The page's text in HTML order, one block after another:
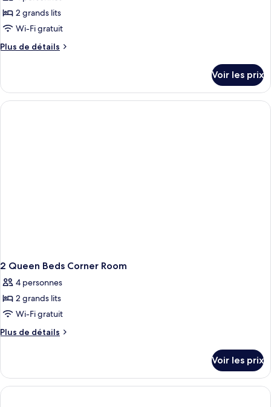
balcon
ce
type
chambre :
grands
lits,
2 grands lits
Wi-Fi gratuit
Plus de détails
Plus
le
type
de
Voir les prix
2 Queen Beds Corner Room
4 personnes
2 grands lits
Wi-Fi gratuit
Plus de détails
Plus
le
type
de
Voir les prix